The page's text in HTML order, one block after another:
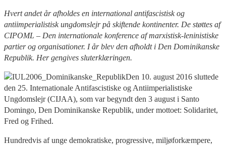
Hvert andet år afholdes en international antifascistisk og
antiimperialistisk ungdomslejr på skiftende kontinenter. De støttes af
CIPOML – Den internationale konference af marxistisk-leninistiske
partier og organisationer. I år blev den afholdt i Den Dominikanske
Republik. Her gengives sluterklæringen.
Den 10. august 2016 sluttede
den 25. Internationale Antifascistiske og Antiimperialistiske
Ungdomslejr (CIJAA), som var begyndt den 3 august i Santo
Domingo, Den Dominikanske Republik, under mottoet: Solidaritet,
Fred og Frihed.
Hundredvis af unge demokratiske, progressive, miljøforkæmpere,